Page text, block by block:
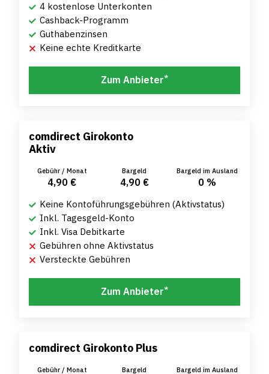
4 kostenlose Unterkonten
Cashback-Programm
Guthabenzinsen
Keine echte Kreditkarte
Zum Anbieter*
comdirect Girokonto
Aktiv
Gebühr / Monat
4,90 €
Bargeld
4,90 €
Bargeld im Ausland
0 %
Keine Kontoführungsgebühren (Aktivstatus)
Inkl. Tagesgeld-Konto
Inkl. Visa Debitkarte
Gebühren ohne Aktivstatus
Versteckte Gebühren
Zum Anbieter*
comdirect Girokonto Plus
Gebühr / Monat Bargeld Bargeld im Ausland